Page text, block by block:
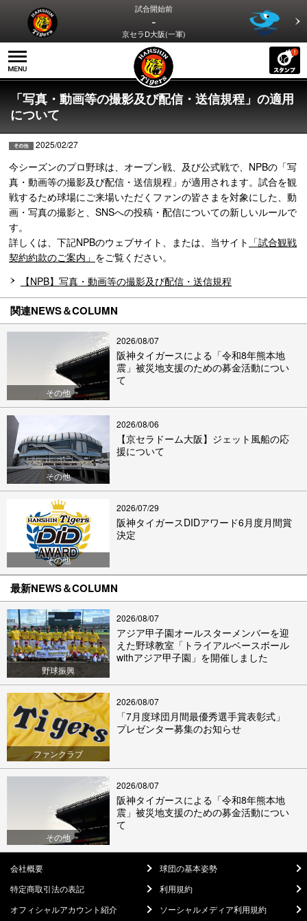
試合開始前
-
京セラD大阪(一軍)
「写真・動画等の撮影及び配信・送信規程」の適用
について
2025/02/27
今シーズンのプロ野球は、オープン戦、及び公式戦で、NPBの「写
真・動画等の撮影及び配信・送信規程」が適用されます。試合を観
戦するため球場にご来場いただくファンの皆さまを対象にした、動
画・写真の撮影と、SNSへの投稿・配信についての新しいルールで
す。
詳しくは、下記NPBのウェブサイト、または、当サイト 「試合観戦
契約約款のご案内」 をご覧ください。
【NPB】写真・動画等の撮影及び配信・送信規程
関連NEWS＆COLUMN
その他
2026/08/07
阪神タイガースによる「令和8年熊本地
震」被災地支援のための募金活動につい
て
その他
2026/08/06
【京セラドーム大阪】ジェット風船の応
援について
その他
2026/07/29
阪神タイガースDIDアワード6月度月間賞
決定
最新NEWS＆COLUMN
野球振興
2026/08/07
アジア甲子園オールスターメンバーを迎
えた野球教室「トライアルベースボール
withアジア甲子園」を開催しました
ファンクラブ
2026/08/07
「7月度球団月間最優秀選手賞表彰式」
プレゼンター募集のお知らせ
その他
2026/08/07
阪神タイガースによる「令和8年熊本地
震」被災地支援のための募金活動につい
て
会社概要
球団の基本姿勢
特定商取引法の表記
利用規約
オフィシャルアカウント紹介
ソーシャルメディア利用規約